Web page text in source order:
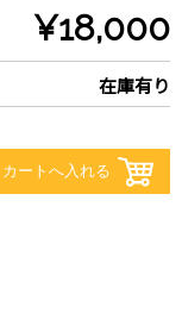
¥18,000
在庫有り